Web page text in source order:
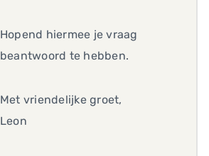
Hopend hiermee je vraag
beantwoord te hebben.
Met vriendelijke groet,
Leon